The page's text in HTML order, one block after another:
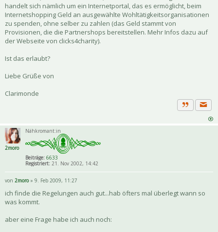
handelt sich nämlich um ein Internetportal, das es ermöglicht, beim
Internetshopping Geld an ausgewählte Wohltätigkeitsorganisationen
zu spenden, ohne selber zu zahlen (das Geld stammt von
Provisionen, die die Partnershops bereitstellen. Mehr Infos dazu auf
der Webseite von clicks4charity).
Ist das erlaubt?
Liebe Grüße von
Clarimonde
Zitat
2moro
Nähkromant:in
Beiträge: 6633
Registriert: 21. Nov 2002, 14:42
von 2moro» 9. Feb 2009, 11:27
ich finde die Regelungen auch gut...hab öfters mal überlegt wann so
was kommt.
aber eine Frage habe ich auch noch: